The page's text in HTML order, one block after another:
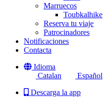
Marruecos
Toubkalhike
Reserva tu viaje
Patrocinadores
Notificaciones
Contacta
Idioma
Catalan
Español
Descarga la app